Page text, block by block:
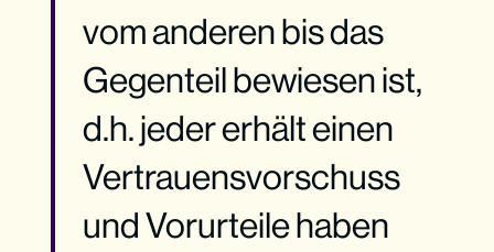
vom anderen bis das
Gegenteil bewiesen ist,
d.h. jeder erhält einen
Vertrauensvorschuss
und Vorurteile haben